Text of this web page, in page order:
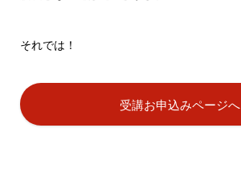
それでは！
受講お申込みページへ